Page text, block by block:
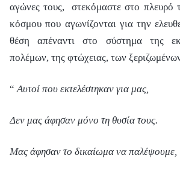
αγώνες τους, στεκόμαστε στο πλευρό
κόσμου που αγωνίζονται για την
θέση απέναντι στο σύστημα της
πολέμων, της φτώχειας, των
“ Αυτοί που εκτελέστηκαν για μας,
Δεν μας άφησαν μόνο τη θυσία τους.
Μας άφησαν το δικαίωμα να παλέψουμε,